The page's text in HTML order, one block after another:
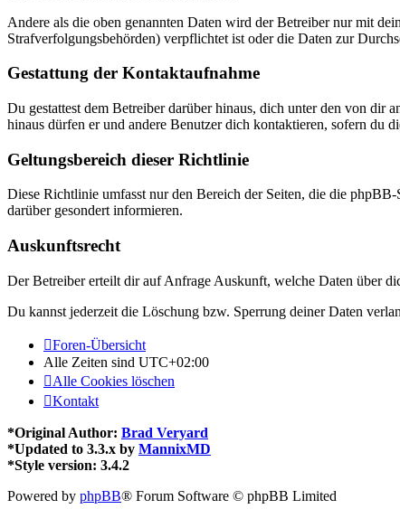
Andere als die oben genannten Daten wird der Betreiber nur mit
Strafverfolgungsbehörden) verpflichtet ist oder die Daten zur
Gestattung der Kontaktaufnahme
Du gestattest dem Betreiber darüber hinaus, dich unter den von dir
hinaus dürfen er und andere Benutzer dich kontaktieren, sofern du
Geltungsbereich dieser Richtlinie
Diese Richtlinie umfasst nur den Bereich der Seiten, die die
darüber gesondert informieren.
Auskunftsrecht
Der Betreiber erteilt dir auf Anfrage Auskunft, welche Daten über
Du kannst jederzeit die Löschung bzw. Sperrung deiner Daten
Foren-Übersicht
Alle Zeiten sind UTC+02:00
Alle Cookies löschen
Kontakt
*Original Author: Brad Veryard
*Updated to 3.3.x by MannixMD
*Style version: 3.4.2
Powered by phpBB® Forum Software © phpBB Limited